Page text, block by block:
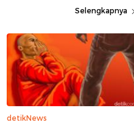
Selengkapnya
detikNews